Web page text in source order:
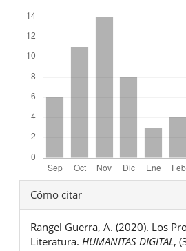
Detalles
del
artículo
Cómo citar
Rangel Guerra, A. (2020). Los
Literatura. HUMANITAS DIGITAL,